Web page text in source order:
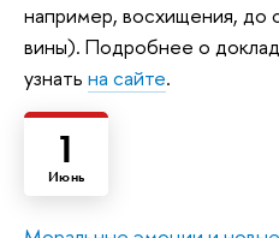
например, восхищения, до
вины). Подробнее о
узнать на сайте.
1
Июнь